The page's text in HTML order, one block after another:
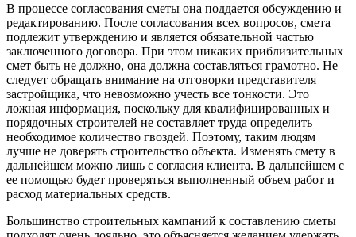
В процессе согласования сметы она поддается обсуждению и
редактированию. После согласования всех вопросов, смета
подлежит утверждению и является обязательной частью
заключенного договора. При этом никаких приблизительных
смет быть не должно, она должна составляться грамотно. Не
следует обращать внимание на отговорки представителя
застройщика, что невозможно учесть все тонкости. Это
ложная информация, поскольку для квалифицированных и
порядочных строителей не составляет труда определить
необходимое количество гвоздей. Поэтому, таким людям
лучше не доверять строительство объекта. Изменять смету в
дальнейшем можно лишь с согласия клиента. В дальнейшем с
ее помощью будет проверяться выполненный объем работ и
расход материальных средств.
Большинство строительных кампаний к составлению сметы